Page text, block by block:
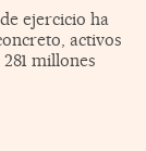
ejercicio ha
activos
millones